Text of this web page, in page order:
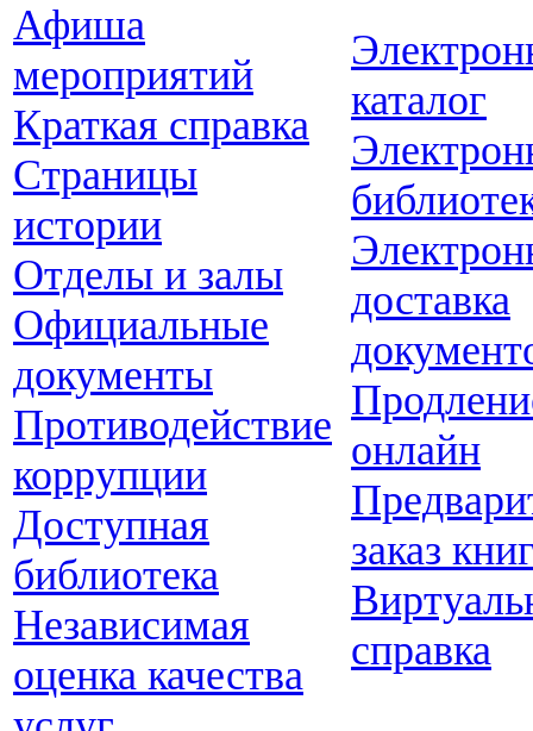
Афиша
мероприятий
Краткая справка
Страницы
истории
Отделы и залы
Официальные
документы
Противодействие
коррупции
Доступная
библиотека
Независимая
оценка качества
каталог
доставка
онлайн
заказ
справка